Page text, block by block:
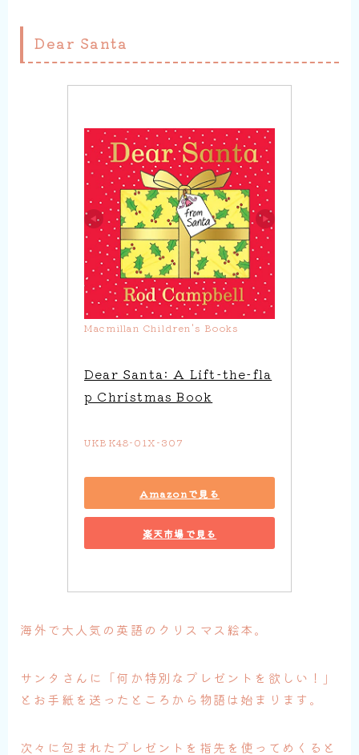
Dear Santa
Macmillan Children's Books
Dear Santa: A Lift-the-fla
p Christmas Book
UKBK48-01X-307
Amazonで見る
楽天市場で見る
海外で大人気の英語のクリスマス絵本。
サンタさんに「何か特別なプレゼントを欲しい！」
とお手紙を送ったところから物語は始まります。
次々に包まれたプレゼントを指先を使ってめくると